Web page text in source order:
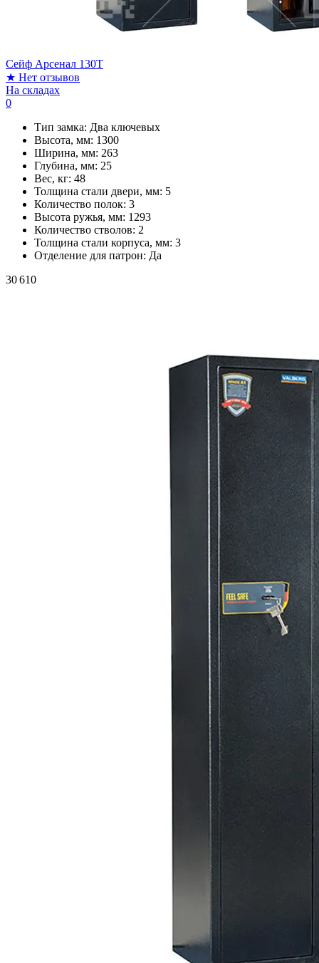
Сейф Арсенал 130Т
★ Нет отзывов
На складах
0
Тип замка: Два ключевых
Высота, мм: 1300
Ширина, мм: 263
Глубина, мм: 25
Вес, кг: 48
Толщина стали двери, мм: 5
Количество полок: 3
Высота ружья, мм: 1293
Количество стволов: 2
Толщина стали корпуса, мм: 3
Отделение для патрон: Да
30 610